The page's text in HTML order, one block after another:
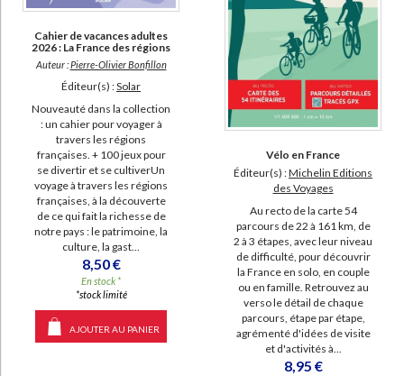
Cahier de vacances adultes
2026 : La France des régions
Auteur :Pierre-Olivier Bonfillon
Éditeur(s) :Solar
Nouveauté dans la collection
: un cahier pour voyager à
travers les régions
françaises. + 100 jeux pour
se divertir et se cultiverUn
voyage à travers les régions
françaises, à la découverte
de ce qui fait la richesse de
notre pays : le patrimoine, la
culture, la gast...
8,50 €
En stock *
*stock limité
AJOUTER AU PANIER
Vélo en France
Éditeur(s) :Michelin Editions
des Voyages
Au recto de la carte 54
parcours de 22 à 161 km, de
2 à 3 étapes, avec leur niveau
de difficulté, pour découvrir
la France en solo, en couple
ou en famille. Retrouvez au
verso le détail de chaque
parcours, étape par étape,
agrémenté d'idées de visite
et d'activités à...
8,95 €